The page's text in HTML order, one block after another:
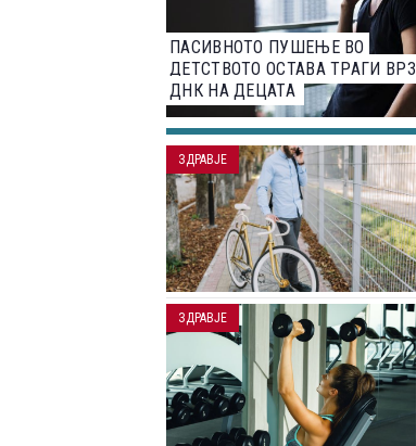
ПАСИВНОТО ПУШЕЊЕ ВО
ДЕТСТВОТО ОСТАВА ТРАГИ ВРЗ
ДНК НА ДЕЦАТА
ЗДРАВЈЕ
ЗДРАВЈЕ